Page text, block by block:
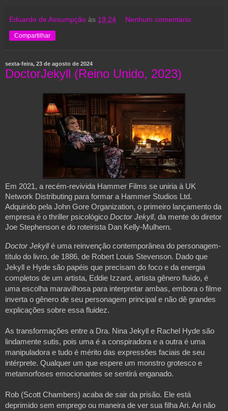
Eduardo de Assumpção às 19:24 Nenhum comentário:
Compartilhar
sexta-feira, 23 de agosto de 2024
DoctorJekyll (Reino Unido, 2023)
Em 2021, a recém-revivida Hammer Films se uniria à UK
Network Distributing para formar a Hammer Studios Ltd.
Adquirido pela John Gore Organization, o primeiro lançamento da
empresa é o thriller psicológico Doctor Jekyll, da mente do diretor
Joe Stephenson e do roteirista Dan Kelly-Mulhern.
Doctor Jekyllé uma reinvenção contemporânea do personagem-
título do livro, de 1886, de Robert Louis Stevenson. Dado que
Jekyll e Hyde são papéis que precisam do foco e da energia
completos de um artista, Eddie Izzard, artista gênero fluído, é
uma escolha maravilhosa para interpretar ambas, embora o filme
inverta o gênero de seu personagem principal e não dê grandes
explicações sobre essa fluidez.
As transformações entre a Dra. Nina Jekyll e Rachel Hyde são
lindamente sutis, pois uma é a conspiradora e a outra é uma
manipuladora e tudo é mérito das expressões faciais de seu
intérprete. Qualquer um que espere um monstro grotesco e
metamorfoses emocionantes se sentirá enganado.
Rob (Scott Chambers) acaba de sair da prisão. Ele está
deprimido sem emprego ou maneira de ver sua filha Ari. Ari não